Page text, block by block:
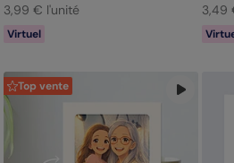
3,99 € l'unité
Virtuel
3,49
Top vente